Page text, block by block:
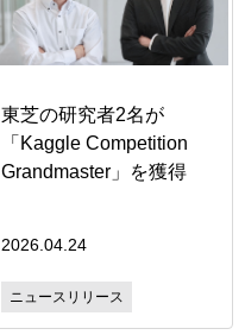
東芝の研究者2名が
「Kaggle Competition
Grandmaster」を獲得
2026.04.24
ニュースリリース